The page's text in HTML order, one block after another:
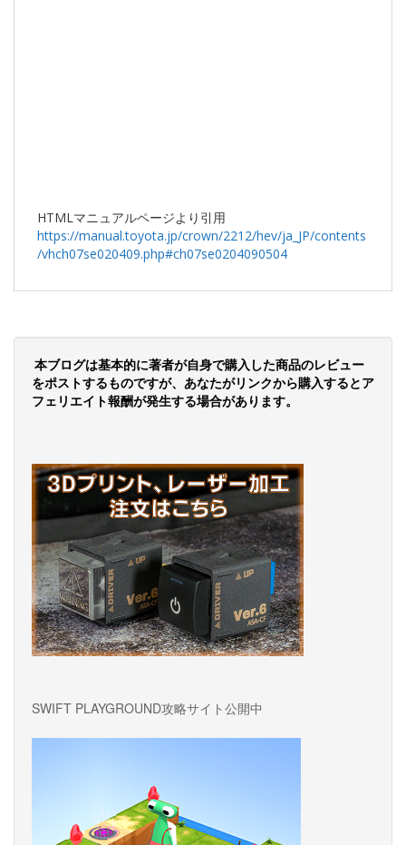
HTMLマニュアルページより引用
https://manual.toyota.jp/crown/2212/hev/ja_JP/contents
/vhch07se020409.php#ch07se0204090504
本ブログは基本的に著者が自身で購入した商品のレビュー
をポストするものですが、あなたがリンクから購入するとア
フェリエイト報酬が発生する場合があります。
SWIFT PLAYGROUND攻略サイト公開中